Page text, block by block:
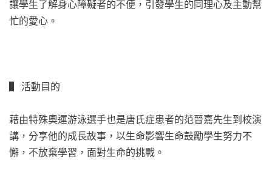
讓學生了解身心障礙者的不便，引發學生的同理心及主動幫
忙的愛心。
▌ 活動目的
藉由特殊奧運游泳選手也是唐氏症患者的范晉嘉先生到校演
講，分享他的成長故事，以生命影響生命鼓勵學生努力不
懈，不放棄學習，面對生命的挑戰。